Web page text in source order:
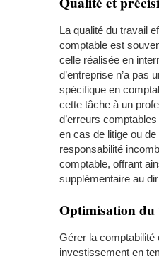
La qualité du travail
comptable est
celle réalisée en
d’entreprise n’a pas
spécifique en
cette tâche à un
d’erreurs
en cas de litige ou
responsabilité
comptable, offrant
supplémentaire au
Optimisation du
Gérer la comptabilité
investissement en